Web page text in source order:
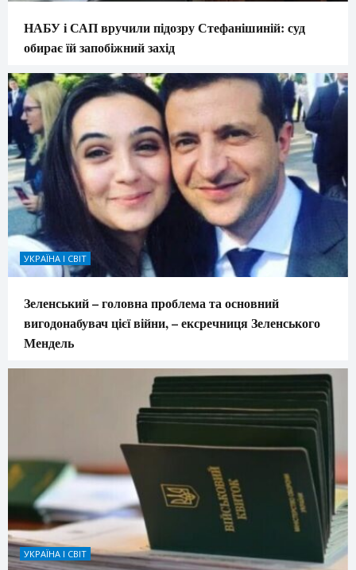
НАБУ і САП вручили підозру Стефанішиній: суд
обирає їй запобіжний захід
УКРАЇНА І СВІТ
Зеленський – головна проблема та основний
вигодонабувач цієї війни, – ексречниця Зеленського
Мендель
УКРАЇНА І СВІТ